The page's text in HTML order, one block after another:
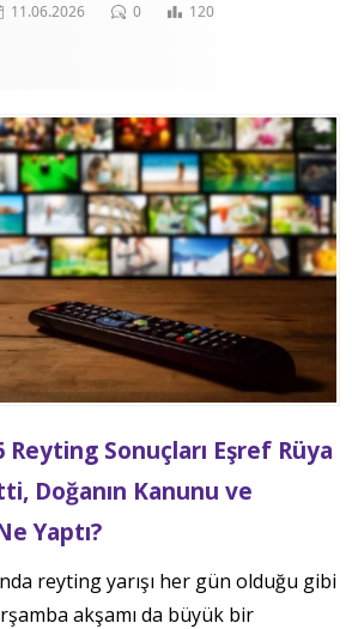
11.06.2026 0 120
Reyting Sonuçları Eşref Rüya
Doğanın Kanunu ve
Yaptı?
reyting yarışı her gün olduğu gibi
akşamı da büyük bir